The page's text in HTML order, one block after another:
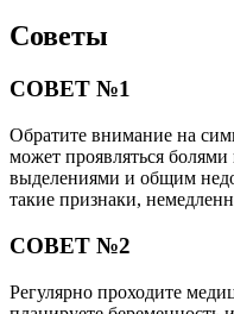
Советы
СОВЕТ №1
Обратите внимание на
может проявляться
выделениями и общим
такие признаки,
СОВЕТ №2
Регулярно проходите